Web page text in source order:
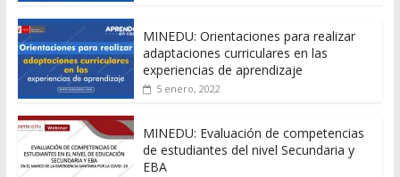
MINEDU: Orientaciones para realizar
adaptaciones curriculares en las
experiencias de aprendizaje
5 enero, 2022
MINEDU: Evaluación de competencias
de estudiantes del nivel Secundaria y
EBA